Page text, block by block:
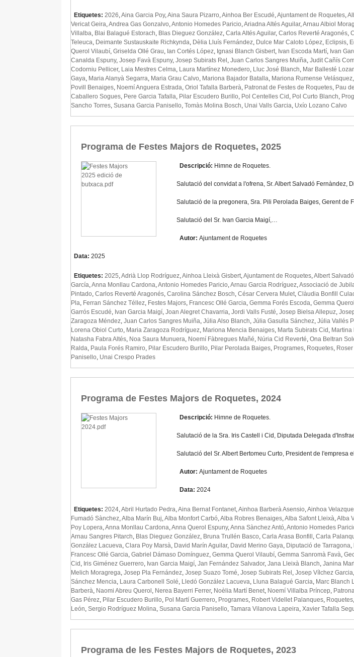
Etiquetes: 2026,Aina Garcia Poy,Aina Saura Pizarro,Ainhoa Ber Escudé,Ajuntament de Roquetes,
Vericat Geira,Andrea Gas Gonzalvo,Antonio Homedes Paricio,Ariadna Altés Aguilar,Arnau Albiol
Villalba, Blai Balagué Estorach, Blas Dieguez González, Carla Altés Aguilar, Carlos Reverté Aragonés,
Teleuca, Deimante Sustauskaite Richkynda, Dèlia Lluís Fernández, Dulce Mar Caloto López, Eclipsis,
Querol Vilaubí, Griselda Ollé Grau, Ian Cortés López, Ignasi Blanch Gisbert, Ivan Escoda Martí, Ivan
Canalda Espuny, Josep Favà Espuny, Josep Subirats Rel , Juan Carlos Sangres Muiña, Judit Cañís
Codorniu Pellicer, Laia Mestres Celma, Laura Martínez Monedero, Lluc José Blanch, Mar Ballesté
Gaya, Maria Alanyà Segarra, Maria Grau Calvo, Mariona Bajador Batalla, Mariona Rumense Velásquez,
Povill Benaiges, Noemí Anguera Estrada, Oriol Tafalla Barberà, Patronat de Festes de Roquetes, Pau
Caballero Sogues, Pere Garcia Tafalla, Pilar Escudero Burillo, Pol Centelles Cid , Pol Curto Blanch,
Sancho Torres, Susana Garcia Panisello, Tomàs Molina Bosch, Unai Valls Garcia, Uxío Lozano Calvo
Programa de Festes Majors de Roquetes, 2025
Descripció: Himne de Roquetes.
Salutació del convidat a l'ofrena, Sr. Albert Salvadó Fernàndez,
Salutació de la pregonera, Sra. Pili Perolada Baiges, Gerent de
Salutació del Sr. Ivan Garcia Maigí,…
Autor: Ajuntament de Roquetes
Data: 2025
Etiquetes: 2025,Adrià Llop Rodríguez,Ainhoa Lleixà Gisbert,Ajuntament de Roquetes,Albert
García,Anna Monllau Cardona,Antonio Homedes Paricio,Arnau Garcia Rodríguez,Associació de
Pintado, Carlos Reverté Aragonés, Carolina Sánchez Bosch, César Cervera Mulet, Clàudia Bonfill
Pla, Ferran Sánchez Téllez, Festes Majors, Francesc Ollé Garcia, Gemma Forés Escoda, Gemma
Garrós Escudé, Ivan Garcia Maigí, Joan Alegret Chavarria, Jordi Valls Fusté, Josep Bielsa Allepuz,
Zaragoza Méndez, Juan Carlos Sangres Muiña, Júlia Also Blanch, Júlia Gasulla Sánchez, Júlia Vallés
Lorena Obiol Curto, Maria Zaragoza Rodríguez, Mariona Mencia Benaiges, Marta Subirats Cid , Martina
Natasha Fabra Altés, Noa Saura Munuera, Noemí Fàbregues Mañé, Núria Cid Reverté, Ona Beltran
Ralda, Paula Forés Ramiro, Pilar Escudero Burillo, Pilar Perolada Baiges, Programes, Roquetes,
Panisello, Unai Crespo Prades
Programa de Festes Majors de Roquetes, 2024
Descripció: Himne de Roquetes.
Salutació de la Sra. Iris Castell i Cid, Diputada Delegada
Salutació del Sr. Albert Bertomeu Curto, President de l'empresa
Autor: Ajuntament de Roquetes
Data: 2024
Etiquetes: 2024,Abril Hurtado Pedra,Aina Bernat Fontanet,Ainhoa Barberà Asensio,Ainhoa
Fumadó Sànchez,Alba Marín Buj,Alba Monfort Carbó,Alba Robres Benaiges,Alba Safont Lleixà,Alba
Poy Lopera,Anna Monllau Cardona,Anna Querol Espuny,Anna Sànchez Antó,Antonio Homedes
Arnau Sangres Pitarch, Blas Dieguez González, Bruna Trullén Basco, Carla Arasa Bonfill , Carla
González Lacueva, Clara Poy Marsà, David Marín Aguilar, David Merino Gaya, Diputació de Tarragona,
Francesc Ollé Garcia, Gabriel Dámaso Domínguez, Gemma Querol Vilaubí, Gemma Sanromà Favà,
Cid , Iris Giménez Guerrero, Ivan Garcia Maigí, Jan Fernández Salvador, Jana Lleixà Blanch, Janina
Melich Moragrega, Josep Pla Fernández, Josep Suazo Tomé, Josep Subirats Rel , Josep Vílchez Garcia,
Sánchez Mencia, Laura Carbonell Solé, Lledó González Lacueva, Lluna Balagué Garcia, Marc Blanch
Barberà, Naomi Abreu Querol , Nerea Bayerri Ferrer, Noèlia Martí Benet, Noemí Villalba Príncep,
Gas Pérez, Pilar Escudero Burillo, Pol Martí Guerrero, Programes, Robert Videllet Palanques, Roquetes,
León, Sergio Rodríguez Molina, Susana Garcia Panisello, Tamara Vilanova Lapeira, Xavier Tafalla
Programa de les Festes Majors de Roquetes, 2023